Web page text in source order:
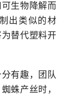
生物降解而
出类似的材
替代塑料开
有趣，团队
蛛产丝时，